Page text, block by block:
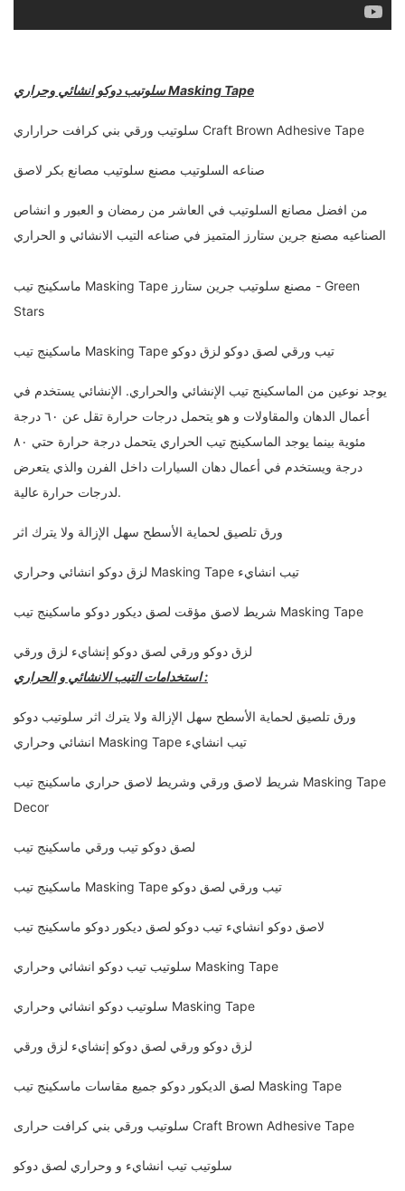
سلوتيب دوكو انشائي وحراري Masking Tape
سلوتيب ورقي بني كرافت حراراري Craft Brown Adhesive Tape
صناعه السلوتيب مصنع سلوتيب مصانع بكر لاصق
من افضل مصانع السلوتيب في العاشر من رمضان و العبور و انشاص
الصناعيه مصنع جرين ستارز المتميز في صناعه التيب الانشائي و الحراري
ماسكينج تيب Masking Tape مصنع سلوتيب جرين ستارز - Green
Stars
ماسكينج تيب Masking Tape تيب ورقي لصق دوكو لزق دوكو
يوجد نوعين من الماسكينج تيب الإنشائي والحراري. الإنشائي يستخدم في
أعمال الدهان والمقاولات و هو يتحمل درجات حرارة تقل عن ٦٠ درجة
مئوية بينما يوجد الماسكينج تيب الحراري يتحمل درجة حرارة حتي ٨٠
درجة ويستخدم في أعمال دهان السيارات داخل الفرن والذي يتعرض
لدرجات حرارة عالية.
ورق تلصيق لحماية الأسطح سهل الإزالة ولا يترك اثر
لزق دوكو انشائي وحراري Masking Tape تيب انشايء
شريط لاصق مؤقت لصق ديكور دوكو ماسكينج تيب Masking Tape
لزق دوكو ورقي لصق دوكو إنشايء لزق ورقي
استخدامات التيب الانشائي و الحراري :
ورق تلصيق لحماية الأسطح سهل الإزالة ولا يترك اثر سلوتيب دوكو
انشائي وحراري Masking Tape تيب انشايء
شريط لاصق ورقي وشريط لاصق حراري ماسكينج تيب Masking Tape
Decor
لصق دوكو تيب ورقي ماسكينج تيب
ماسكينج تيب Masking Tape تيب ورقي لصق دوكو
لاصق دوكو انشايء تيب دوكو لصق ديكور دوكو ماسكينج تيب
سلوتيب تيب دوكو انشائي وحراري Masking Tape
سلوتيب دوكو انشائي وحراري Masking Tape
لزق دوكو ورقي لصق دوكو إنشايء لزق ورقي
لصق الديكور دوكو جميع مقاسات ماسكينج تيب Masking Tape
سلوتيب ورقي بني كرافت حرارى Craft Brown Adhesive Tape
سلوتيب تيب انشايء و وحراري لصق دوكو